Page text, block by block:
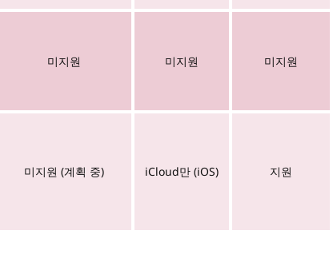
미지원 미지원 미지원
미지원 (계획 중) iCloud만 (iOS) 지원